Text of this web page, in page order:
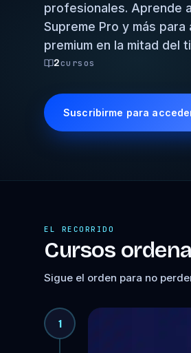
profesionales. Aprende
Supreme Pro y más
premium en la mitad del
2cursos
Suscribirme para
EL RECORRIDO
Cursos
Sigue el orden para no
1